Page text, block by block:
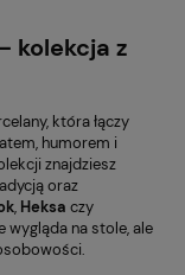
kolekcja z
która łączy
humorem i
znajdziesz
oraz
, Heksa czy
wygląda na stole, ale